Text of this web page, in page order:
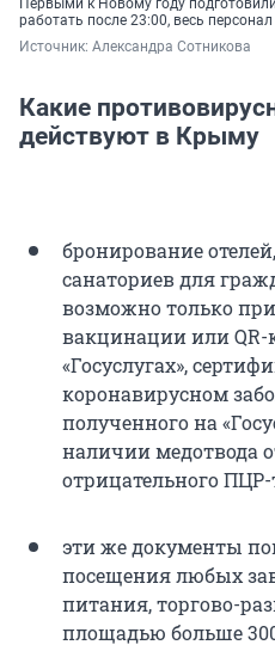
Первыми к Новому году
работать после 23:00, весь
Источник: Александра Сотникова
Какие
действуют в Крыму
бронирование
санаториев для
возможно только
вакцинации или QR-
«Госуслугах»,
коронавирусном
полученного на
наличии медотвода
отрицательного ПЦР-
эти же документы
посещения любых
питания, торгово-
площадью больше